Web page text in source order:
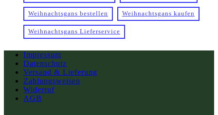
Weihnachtsgans bestellen Weihnachtsgans kaufen
Weihnachtsgans Lieferservice
Impressum
Datenschutz
Versand & Lieferung
Zahlungsweisen
Widerruf
AGB